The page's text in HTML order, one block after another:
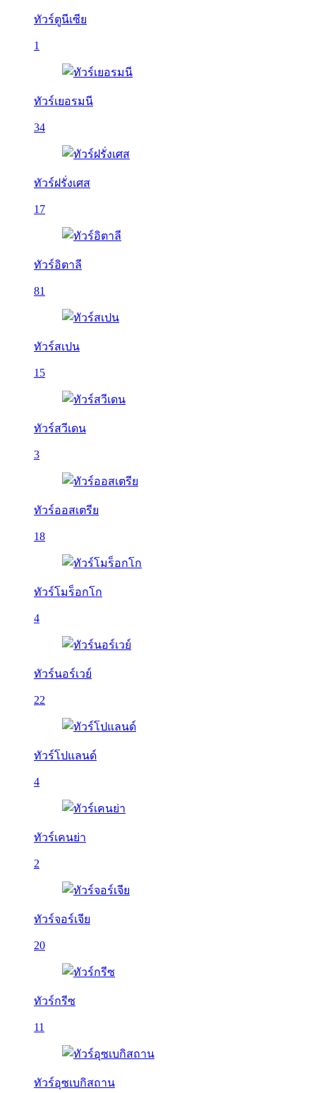
ทัวร์ตูนีเซีย
1
ทัวร์เยอรมนี
34
ทัวร์ฝรั่งเศส
17
ทัวร์อิตาลี
81
ทัวร์สเปน
15
ทัวร์สวีเดน
3
ทัวร์ออสเตรีย
18
ทัวร์โมร็อกโก
4
ทัวร์นอร์เวย์
22
ทัวร์โปแลนด์
4
ทัวร์เคนย่า
2
ทัวร์จอร์เจีย
20
ทัวร์กรีซ
11
ทัวร์อุซเบกิสถาน